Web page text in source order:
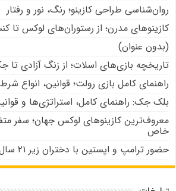
روان‌شناسی طراحی کازینو؛ رنگ، نور و رفتار
کازینوهای مدرن؛ از رستوران‌های لوکس تا
(بدون عنوان)
تاریخچه بازی‌های اسلات؛ از زنگ آزادی تا
راهنمای کامل بازی رولت؛ قوانین، انواع
بلک جک: راهنمای کامل، استراتژی‌ها و
معروف‌ترین کازینوهای لوکس جهان؛ سفر
خاص
حضور ترامپ و اپستین با دختران زیر ۲۱ سال در کازینو